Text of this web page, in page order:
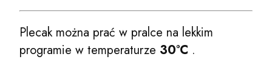
Plecak można prać w pralce na lekkim
programie w temperaturze 30°C .